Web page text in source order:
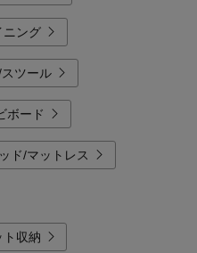
ニング
ツール
ボード
ド/マットレス
収納